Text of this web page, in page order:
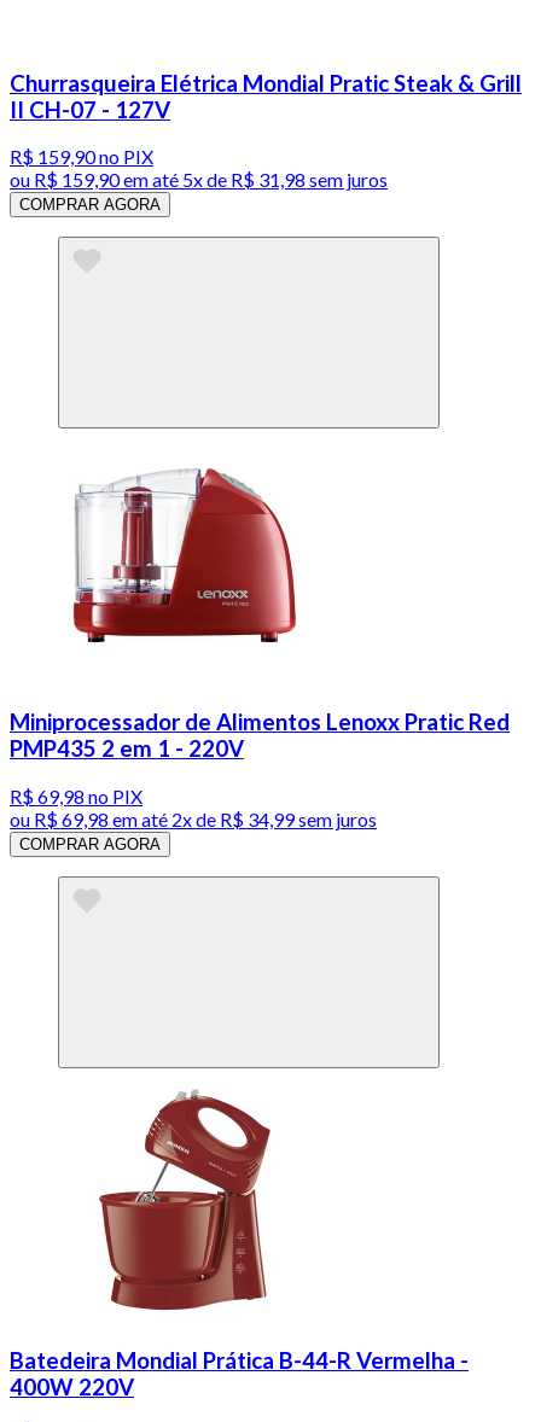
Churrasqueira Elétrica Mondial Pratic Steak & Grill
II CH-07 - 127V
R$ 159,90no PIX
ou R$ 159,90em até 5x de R$ 31,98 sem juros
COMPRAR AGORA
Miniprocessador de Alimentos Lenoxx Pratic Red
PMP435 2 em 1 - 220V
R$ 69,98 no PIX
ou R$ 69,98 em até 2x de R$ 34,99 sem juros
COMPRAR AGORA
Batedeira Mondial Prática B-44-R Vermelha -
400W 220V